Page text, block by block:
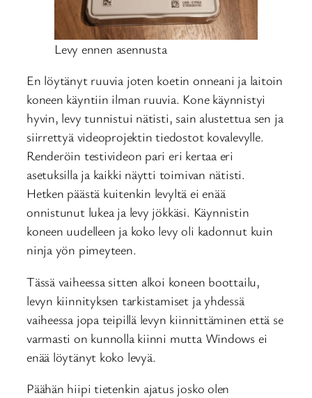
Levy ennen asennusta
En löytänyt ruuvia joten koetin onneani ja laitoin
koneen käyntiin ilman ruuvia. Kone käynnistyi
hyvin, levy tunnistui nätisti, sain alustettua sen ja
siirrettyä videoprojektin tiedostot kovalevylle.
Renderöin testivideon pari eri kertaa eri
asetuksilla ja kaikki näytti toimivan nätisti.
Hetken päästä kuitenkin levyltä ei enää
onnistunut lukea ja levy jökkäsi. Käynnistin
koneen uudelleen ja koko levy oli kadonnut kuin
ninja yön pimeyteen.
Tässä vaiheessa sitten alkoi koneen boottailu,
levyn kiinnityksen tarkistamiset ja yhdessä
vaiheessa jopa teipillä levyn kiinnittäminen että se
varmasti on kunnolla kiinni mutta Windows ei
enää löytänyt koko levyä.
Päähän hiipi tietenkin ajatus josko olen